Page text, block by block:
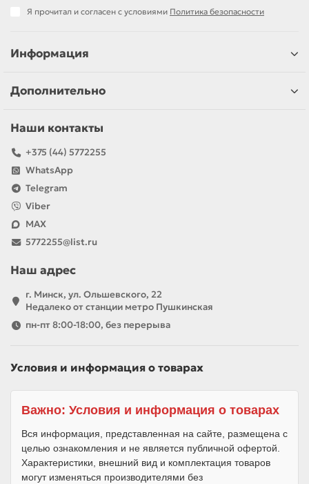
Я прочитал и согласен с условиями Политика безопасности
Информация
Дополнительно
Наши контакты
+375 (44) 5772255
WhatsApp
Telegram
Viber
MAX
5772255@list.ru
Наш адрес
г. Минск, ул. Ольшевского, 22
Недалеко от станции метро Пушкинская
пн-пт 8:00-18:00, без перерыва
Условия и информация о товарах
Важно: Условия и информация о товарах
Вся информация, представленная на сайте, размещена с
целью ознакомления и не является публичной офертой.
Характеристики, внешний вид и комплектация товаров
могут изменяться производителями без